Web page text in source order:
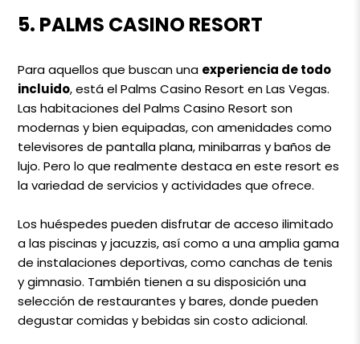
5. PALMS CASINO RESORT
Para aquellos que buscan una experiencia de todo
incluido, está el Palms Casino Resort en Las Vegas.
Las habitaciones del Palms Casino Resort son
modernas y bien equipadas, con amenidades como
televisores de pantalla plana, minibarras y baños de
lujo. Pero lo que realmente destaca en este resort es
la variedad de servicios y actividades que ofrece.
Los huéspedes pueden disfrutar de acceso ilimitado
a las piscinas y jacuzzis, así como a una amplia gama
de instalaciones deportivas, como canchas de tenis
y gimnasio. También tienen a su disposición una
selección de restaurantes y bares, donde pueden
degustar comidas y bebidas sin costo adicional.